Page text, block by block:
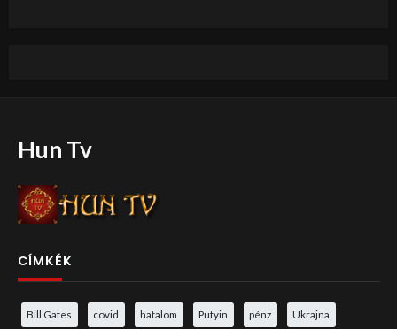
Hun Tv
CÍMKÉK
Bill Gates covid hatalom Putyin pénz Ukrajna